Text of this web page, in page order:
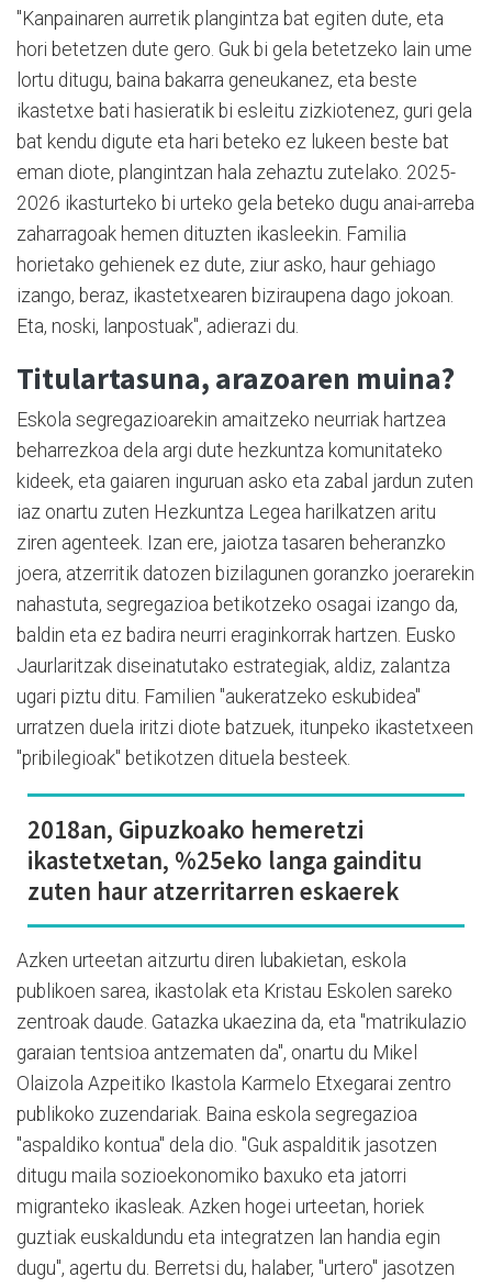
"Kanpainaren aurretik plangintza bat egiten dute, eta
hori betetzen dute gero. Guk bi gela betetzeko lain ume
lortu ditugu, baina bakarra geneukanez, eta beste
ikastetxe bati hasieratik bi esleitu zizkiotenez, guri gela
bat kendu digute eta hari beteko ez lukeen beste bat
eman diote, plangintzan hala zehaztu zutelako. 2025-
2026 ikasturteko bi urteko gela beteko dugu anai-arreba
zaharragoak hemen dituzten ikasleekin. Familia
horietako gehienek ez dute, ziur asko, haur gehiago
izango, beraz, ikastetxearen biziraupena dago jokoan.
Eta, noski, lanpostuak", adierazi du.
Titulartasuna, arazoaren muina?
Eskola segregazioarekin amaitzeko neurriak hartzea
beharrezkoa dela argi dute hezkuntza komunitateko
kideek, eta gaiaren inguruan asko eta zabal jardun zuten
iaz onartu zuten Hezkuntza Legea harilkatzen aritu
ziren agenteek. Izan ere, jaiotza tasaren beheranzko
joera, atzerritik datozen bizilagunen goranzko joerarekin
nahastuta, segregazioa betikotzeko osagai izango da,
baldin eta ez badira neurri eraginkorrak hartzen. Eusko
Jaurlaritzak diseinatutako estrategiak, aldiz, zalantza
ugari piztu ditu. Familien "aukeratzeko eskubidea"
urratzen duela iritzi diote batzuek, itunpeko ikastetxeen
"pribilegioak" betikotzen dituela besteek.
2018an, Gipuzkoako hemeretzi
ikastetxetan, %25eko langa gainditu
zuten haur atzerritarren eskaerek
Azken urteetan aitzurtu diren lubakietan, eskola
publikoen sarea, ikastolak eta Kristau Eskolen sareko
zentroak daude. Gatazka ukaezina da, eta "matrikulazio
garaian tentsioa antzematen da", onartu du Mikel
Olaizola Azpeitiko Ikastola Karmelo Etxegarai zentro
publikoko zuzendariak. Baina eskola segregazioa
"aspaldiko kontua" dela dio. "Guk aspalditik jasotzen
ditugu maila sozioekonomiko baxuko eta jatorri
migranteko ikasleak. Azken hogei urteetan, horiek
guztiak euskaldundu eta integratzen lan handia egin
dugu", agertu du. Berretsi du, halaber, "urtero" jasotzen